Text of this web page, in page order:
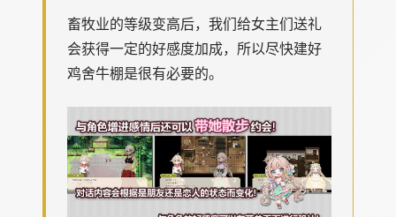
畜牧业的等级变高后，我们给女主们送礼
会获得一定的好感度加成，所以尽快建好
鸡舍牛棚是很有必要的。